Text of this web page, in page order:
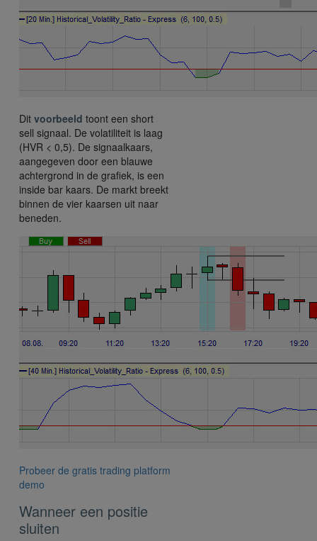
Dit voorbeeld toont een short
sell signaal. De volatiliteit is laag
(HVR < 0,5). De signaalkaars,
aangegeven door een blauwe
achtergrond in de grafiek, is een
inside bar kaars. De markt breekt
binnen de vier kaarsen uit naar
beneden.
Probeer de gratis trading platform
demo
Wanneer een positie
sluiten